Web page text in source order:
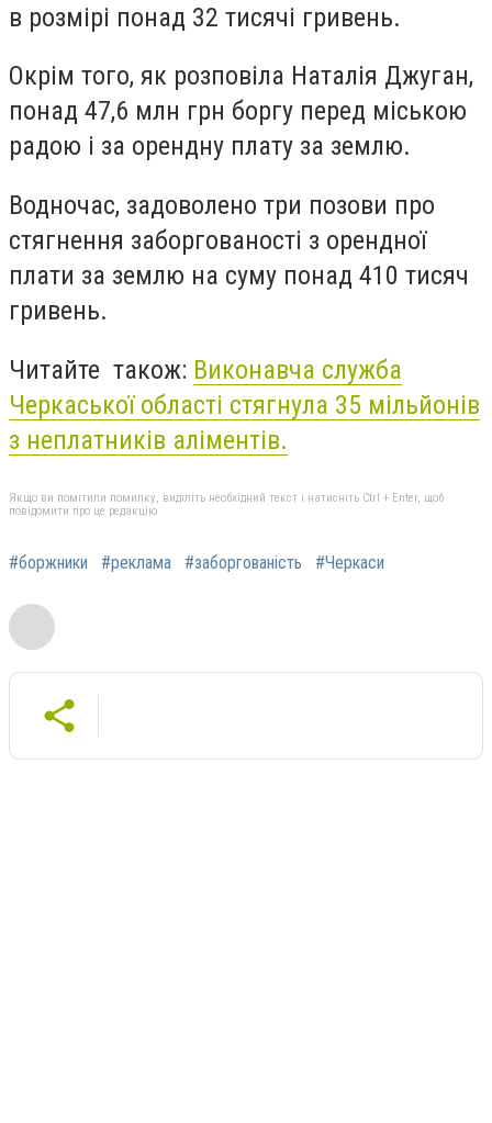
в розмірі понад 32 тисячі гривень.
Окрім того, як розповіла Наталія Джуган,
понад 47,6 млн грн боргу перед міською
радою і за орендну плату за землю.
Водночас, задоволено три позови про
стягнення заборгованості з орендної
плати за землю на суму понад 410 тисяч
гривень.
Читайте також: Виконавча служба
Черкаської області стягнула 35 мільйонів
з неплатників аліментів.
Якщо ви помітили помилку, виділіть необхідний текст і натисніть Ctrl + Enter, щоб
повідомити про це редакцію
#боржники #реклама #заборгованість #Черкаси